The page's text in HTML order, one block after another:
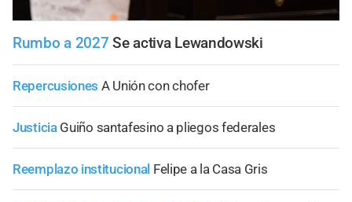
Rumbo a 2027 Se activa Lewandowski
Repercusiones A Unión con chofer
Justicia Guiño santafesino a pliegos federales
Reemplazo institucional Felipe a la Casa Gris